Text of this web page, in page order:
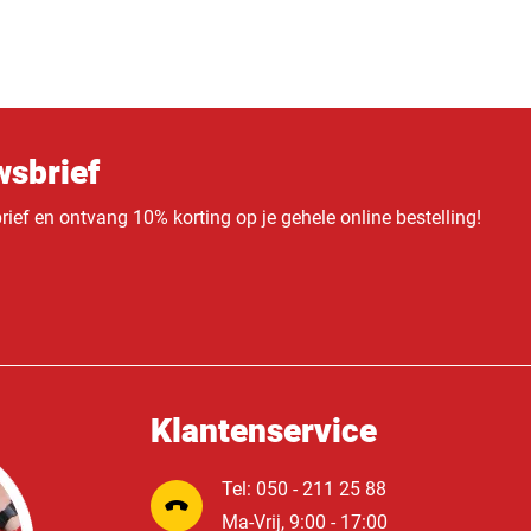
en ontvang 10% korting op je gehele online bestelling!
Klantenservice
Tel: 050 - 211 25 88
Ma-Vrij, 9:00 - 17:00